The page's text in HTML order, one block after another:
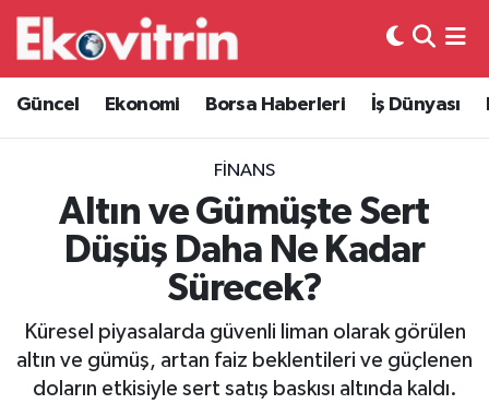
Güncel Ekonomi Borsa Haberleri İş Dünyası
FINANS
Altın ve Gümüşte Sert
Düşüş Daha Ne Kadar
Sürecek?
Küresel piyasalarda güvenli liman olarak görülen
altın ve gümüş, artan faiz beklentileri ve güçlenen
doların etkisiyle sert satış baskısı altında kaldı.
Güncel
Ekonomi
Borsa Haberleri
İş Dünyası
Otovitrin
Hava Durumu
Trafik Durumu
Süper Lig Puan Durumu ve Fikstür
Tüm Manşetler
Son Dakika Haberleri
Haber Arşivi